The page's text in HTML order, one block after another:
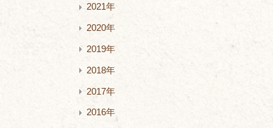
2021年
2020年
2019年
2018年
2017年
2016年